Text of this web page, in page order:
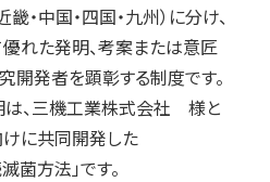
・中国・四国・九州）に分け、
れた発明、考案または意匠
開発者を顕彰する制度です。
、三機工業株式会社 様と
に共同開発した
菌方法」です。